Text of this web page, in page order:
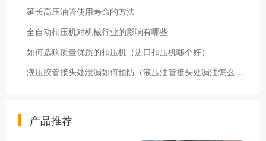
延长高压油管使用寿命的方法
全自动扣压机对机械行业的影响有哪些
如何选购质量优质的扣压机（进口扣压机哪个好）
液压胶管接头处泄漏如何预防（液压油管接头处漏油怎么办）
产品推荐